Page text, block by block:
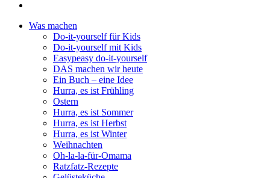
Was machen
Do-it-yourself für Kids
Do-it-yourself mit Kids
Easypeasy do-it-yourself
DAS machen wir heute
Ein Buch – eine Idee
Hurra, es ist Frühling
Ostern
Hurra, es ist Sommer
Hurra, es ist Herbst
Hurra, es ist Winter
Weihnachten
Oh-la-la-für-Omama
Ratzfatz-Rezepte